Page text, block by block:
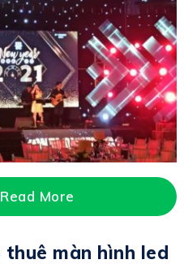
Read More
thuê màn hình led